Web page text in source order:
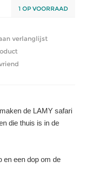
1 OP VOORRAAD
de LAMY safari
die thuis is in de
en een dop om de